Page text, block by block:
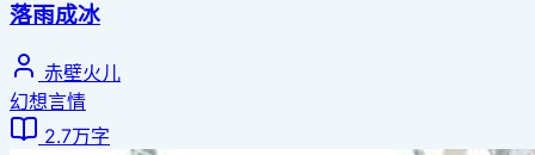
落雨成冰
赤壁火儿
幻想言情
2.7万字